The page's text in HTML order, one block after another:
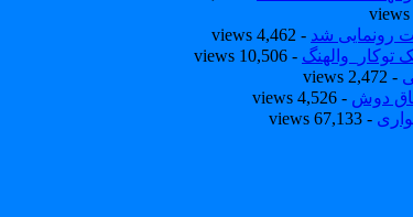
رونمایی شد - 4,462 views
توکار_والهنگ - 10,506 views
- 2,472 views
دوش - 4,526 views
- 67,133 views